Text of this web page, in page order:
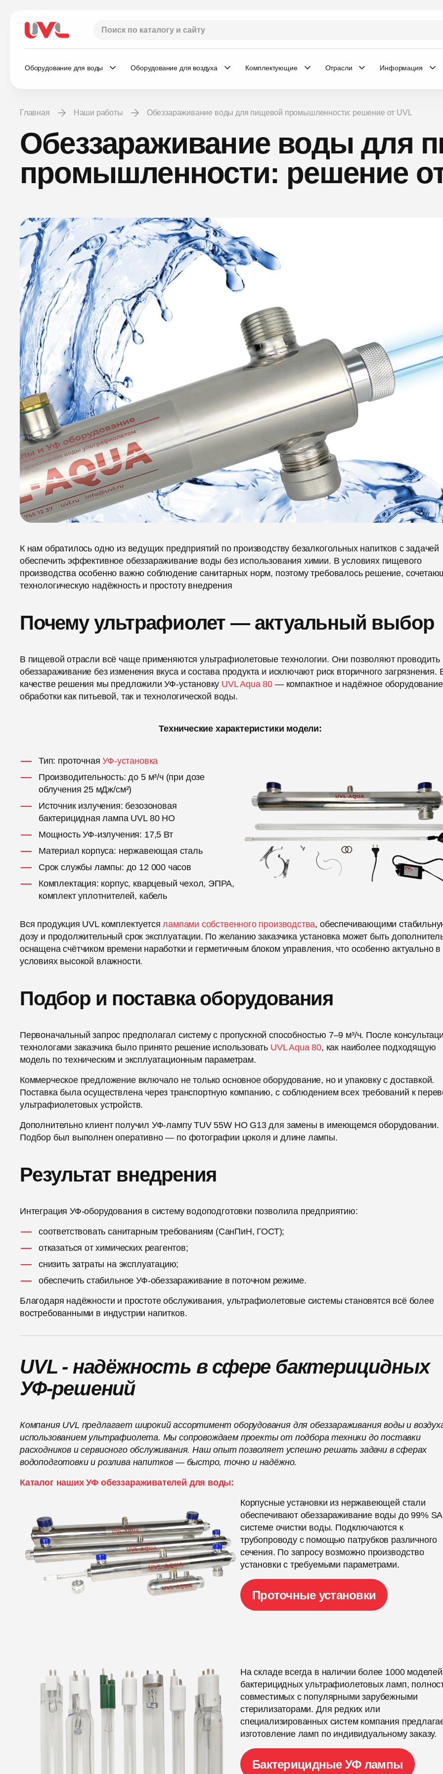
Оборудование для воды Оборудование для воздуха Комплектующие Отрасли Информация
Главная Наши работы Обеззараживание воды для пищевой промышленности: решение от UVL
Обеззараживание воды для
промышленности: решение
К нам обратилось одно из ведущих предприятий по производству безалкогольных напитков с задачей
обеспечить эффективное обеззараживание воды без использования химии. В условиях пищевого
производства особенно важно соблюдение санитарных норм, поэтому требовалось решение,
технологическую надёжность и простоту внедрения
Почему ультрафиолет — актуальный выбор
В пищевой отрасли всё чаще применяются ультрафиолетовые технологии. Они позволяют проводить
обеззараживание без изменения вкуса и состава продукта и исключают риск вторичного загрязнения.
качестве решения мы предложили УФ-установку UVL Aqua 80 — компактное и надёжное
обработки как питьевой, так и технологической воды.
Технические характеристики модели:
Тип: проточнаяУФ-установка
Производительность: до 5 м³/ч (при дозе
облучения 25 мДж/см²)
Источник излучения: безозоновая
бактерицидная лампа UVL 80 HO
Мощность УФ-излучения: 17,5 Вт
Материал корпуса: нержавеющая сталь
Срок службы лампы: до 12 000 часов
Комплектация: корпус, кварцевый чехол, ЭПРА,
комплект уплотнителей, кабель
Вся продукция UVL комплектуетсялампами собственного производства, обеспечивающими
дозу и продолжительный срок эксплуатации. По желанию заказчика установка может быть
оснащена счётчиком времени наработки и герметичным блоком управления, что особенно актуально в
условиях высокой влажности.
Подбор и поставка оборудования
Первоначальный запрос предполагал систему с пропускной способностью 7–9 м³/ч. После
технологами заказчика было принято решение использовать UVL Aqua 80, как наиболее подходящую
модель по техническим и эксплуатационным параметрам.
Коммерческое предложение включало не только основное оборудование, но и упаковку с доставкой.
Поставка была осуществлена через транспортную компанию, с соблюдением всех требований к
ультрафиолетовых устройств.
Дополнительно клиент получил УФ-лампу TUV 55W HO G13 для замены в имеющемся оборудовании.
Подбор был выполнен оперативно — по фотографии цоколя и длине лампы.
Результат внедрения
Интеграция УФ-оборудования в систему водоподготовки позволила предприятию:
соответствовать санитарным требованиям (СанПиН, ГОСТ);
отказаться от химических реагентов;
снизить затраты на эксплуатацию;
обеспечить стабильное УФ-обеззараживание в поточном режиме.
Благодаря надёжности и простоте обслуживания, ультрафиолетовые системы становятся всё более
востребованными в индустрии напитков.
UVL - надёжность в сфере бактерицидных
УФ-решений
Компания UVL предлагает широкий ассортимент оборудования для обеззараживания воды и
использованием ультрафиолета. Мы сопровождаем проекты от подбора техники до поставки
расходников и сервисного обслуживания. Наш опыт позволяет успешно решать задачи в сферах
водоподготовки и розлива напитков — быстро, точно и надёжно.
Каталог наших УФ обеззараживателей для воды:
Корпусные установки из нержавеющей стали
обеспечивают обеззараживание воды до 99%
системе очистки воды. Подключаются к
трубопроводу с помощью патрубков различного
сечения. По запросу возможно производство
установки с требуемыми параметрами.
Проточные установки
На складе всегда в наличии более 1000 моделей
бактерицидных ультрафиолетовых ламп,
совместимых с популярными зарубежными
стерилизаторами. Для редких или
специализированных систем компания
изготовление ламп по индивидуальному заказу.
Бактерицидные УФ лампы